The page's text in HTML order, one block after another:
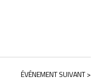
ÉVÉNEMENT SUIVANT >